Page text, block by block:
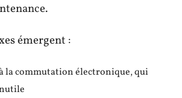
émergent :
la commutation électronique, qui